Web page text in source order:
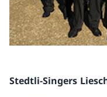
Stedtli-Singers